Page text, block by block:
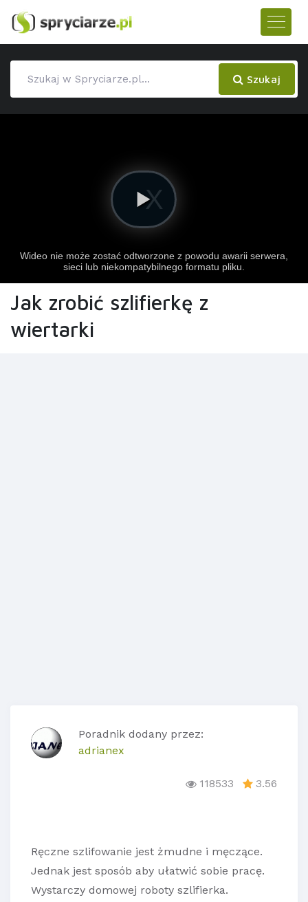
Szukaj
Jak zrobić szlifierkę z
wiertarki
Poradnik dodany przez:
adrianex
118533 3.56
Ręczne szlifowanie jest żmudne i męczące.
Jednak jest sposób aby ułatwić sobie pracę.
Wystarczy domowej roboty szlifierka.